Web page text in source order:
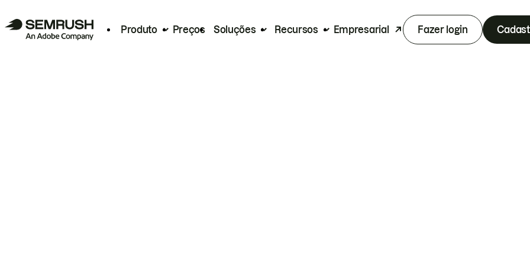
Produto Preços Soluções Recursos Empresarial Fazer login